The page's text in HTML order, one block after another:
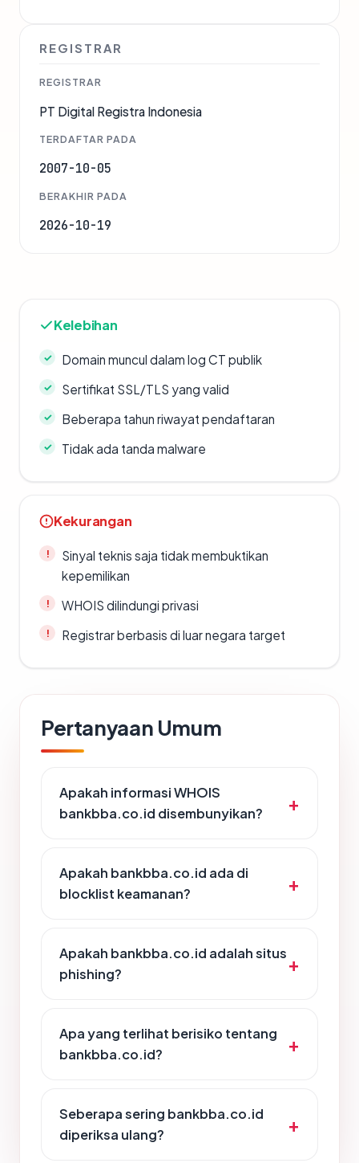
REGISTRAR
REGISTRAR
PT Digital Registra Indonesia
TERDAFTAR PADA
2007-10-05
BERAKHIR PADA
2026-10-19
Kelebihan
Domain muncul dalam log CT publik
Sertifikat SSL/TLS yang valid
Beberapa tahun riwayat pendaftaran
Tidak ada tanda malware
Kekurangan
Sinyal teknis saja tidak membuktikan
kepemilikan
WHOIS dilindungi privasi
Registrar berbasis di luar negara target
Pertanyaan Umum
Apakah informasi WHOIS
bankbba.co.id disembunyikan?
Apakah bankbba.co.id ada di
blocklist keamanan?
Apakah bankbba.co.id adalah situs
phishing?
Apa yang terlihat berisiko tentang
bankbba.co.id?
Seberapa sering bankbba.co.id
diperiksa ulang?